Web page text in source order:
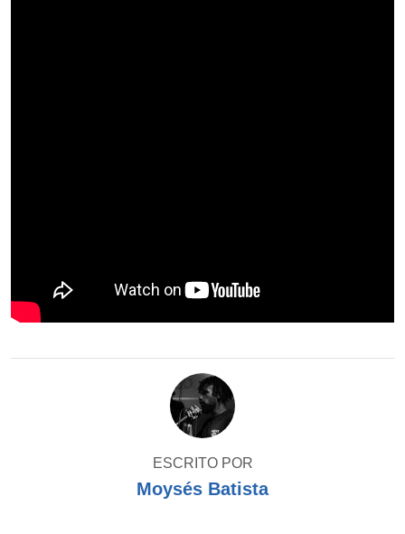
ESCRITO POR
Moysés Batista